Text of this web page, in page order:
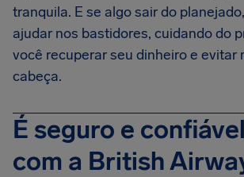
tranquila. E se algo sair do
ajudar nos bastidores, cuidando do
você recuperar seu dinheiro e evitar
cabeça.
É seguro e
com a British